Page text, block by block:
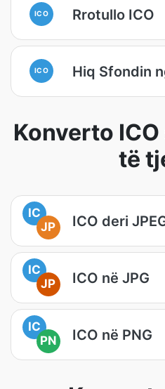
ICO Rrotullo ICO
ICO Hiq Sfondin
Konverto
të
IC
JP
ICO deri
IC
JP
ICO në JPG
IC
PN
ICO në PNG